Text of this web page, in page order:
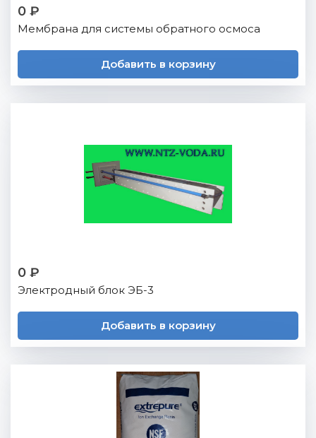
0 ₽
Мембрана для системы обратного осмоса
Добавить в корзину
0 ₽
Электродный блок ЭБ-3
Добавить в корзину